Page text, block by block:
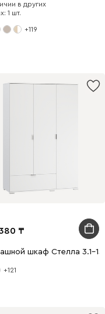
в других
1 шт.
+119
шкаф Стелла 3.1-
+121